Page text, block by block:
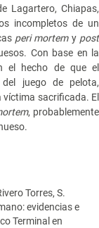
Lagartero, Chiapas,
incompletos de un
peri mortemy post
Con base en la
el hecho de que el
juego de pelota,
víctima sacrificada. El
, probablemente
Torres, S.
evidencias e
Terminal en